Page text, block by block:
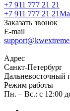
+7 911 777 21 21
+7 911 777 21 21
Заказать звонок
E-mail
Адрес
Санкт-Петербург
Дальневосточный
Режим работы
Пн. – Вс.: с 12:00